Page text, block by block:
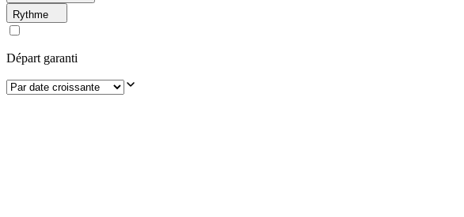
Rythme
Départ garanti